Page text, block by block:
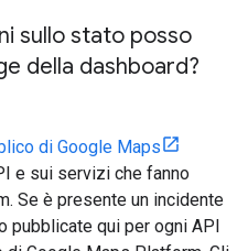
sullo stato posso
della dashboard?
di Google Maps
e sui servizi che fanno
Se è presente un incidente
pubblicate qui per ogni API